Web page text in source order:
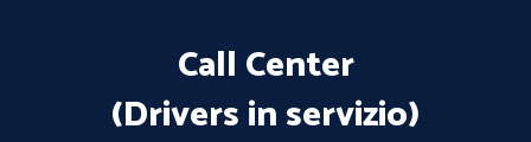
Call Center
(Drivers in servizio)